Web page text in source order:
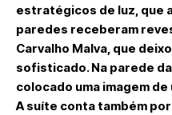
estratégicos de luz, que
paredes receberam
Carvalho Malva, que
sofisticado. Na parede
colocado uma imagem
A suíte conta também